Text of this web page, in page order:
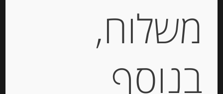
משלוח,
בנוסף